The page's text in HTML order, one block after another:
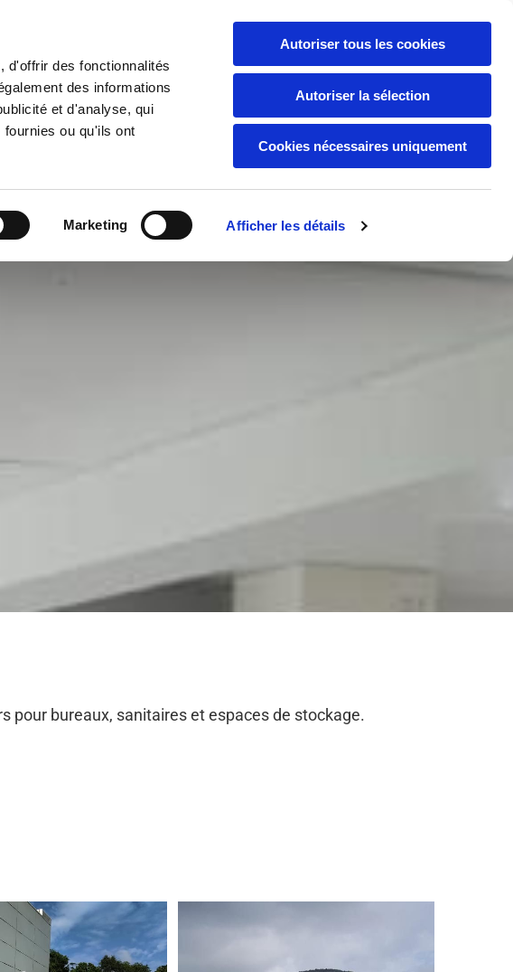
d'offrir des fonctionnalités
des informations
et d'analyse, qui
ou qu'ils ont
Marketing Afficher les détails
Autoriser tous les cookies
Autoriser la sélection
Cookies nécessaires uniquement
Contact  0596 64 81 65
pour bureaux, sanitaires et espaces de stockage.